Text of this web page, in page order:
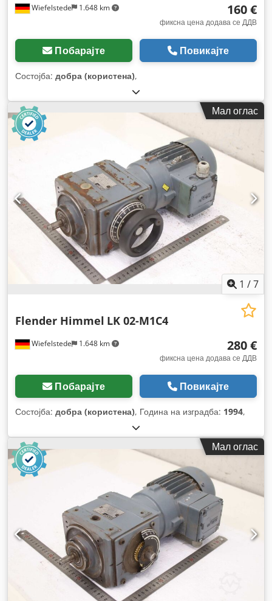
Wiefelstede 1.648 km 160 €
фиксна цена додава се ДДВ
Побарајте Повикајте
Состојба: добра (користена),
Мал оглас
1 /7
Wiefelstede 1.648 km
Flender Himmel LK 02-M1C4
280 €
фиксна цена додава се ДДВ
Побарајте Повикајте
Состојба: добра (користена), Година на изградба: 1994,
Мал оглас